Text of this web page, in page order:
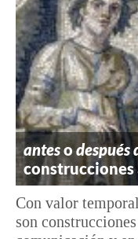
antesodespués
construcciones
Con valor
son